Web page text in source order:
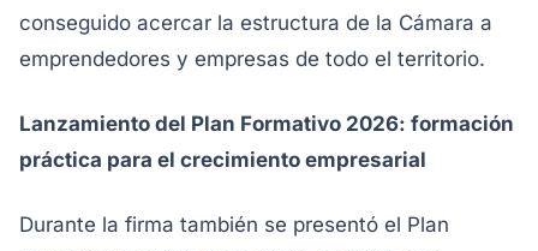
conseguido acercar la estructura de la Cámara a
emprendedores y empresas de todo el territorio.
Lanzamiento del Plan Formativo 2026: formación
práctica para el crecimiento empresarial
Durante la firma también se presentó el Plan